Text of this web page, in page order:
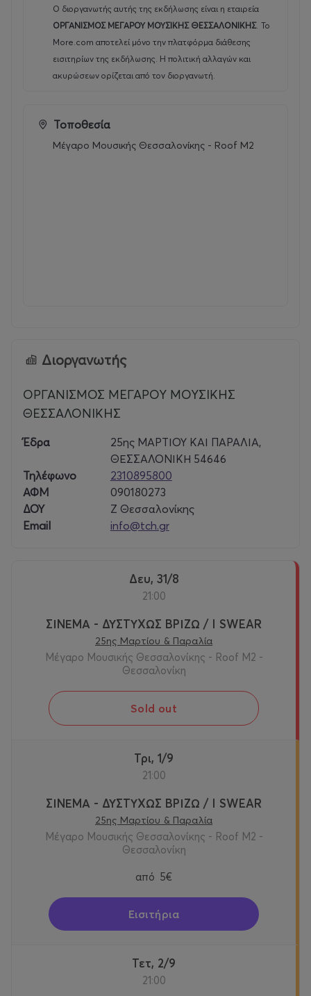
Ο διοργανωτής αυτής της εκδήλωσης είναι η εταιρεία
ΟΡΓΑΝΙΣΜΟΣ ΜΕΓΑΡΟΥ ΜΟΥΣΙΚΗΣ ΘΕΣΣΑΛΟΝΙΚΗΣ. Το
More.com αποτελεί μόνο την πλατφόρμα διάθεσης
εισιτηρίων της εκδήλωσης. Η πολιτική αλλαγών και
ακυρώσεων ορίζεται από τον διοργανωτή.
Τοποθεσία
Μέγαρο Μουσικής Θεσσαλονίκης - Roof M2
Διοργανωτής
ΟΡΓΑΝΙΣΜΟΣ ΜΕΓΑΡΟΥ ΜΟΥΣΙΚΗΣ
ΘΕΣΣΑΛΟΝΙΚΗΣ
Έδρα
25ης ΜΑΡΤΙΟΥ ΚΑΙ ΠΑΡΑΛΙΑ,
ΘΕΣΣΑΛΟΝΙΚΗ 54646
Τηλέφωνο
2310895800
ΑΦΜ
090180273
ΔΟΥ
Ζ Θεσσαλονίκης
Email
info@tch.gr
Δευ, 31/8
21:00
ΣΙΝΕΜΑ - ΔΥΣΤΥΧΩΣ ΒΡΙΖΩ / I SWEAR
25ης Μαρτίου & Παραλία
Μέγαρο Μουσικής Θεσσαλονίκης - Roof M2 -
Θεσσαλονίκη
Sold out
Τρι, 1/9
21:00
ΣΙΝΕΜΑ - ΔΥΣΤΥΧΩΣ ΒΡΙΖΩ / I SWEAR
25ης Μαρτίου & Παραλία
Μέγαρο Μουσικής Θεσσαλονίκης - Roof M2 -
Θεσσαλονίκη
από 5€
Εισιτήρια
Τετ, 2/9
21:00